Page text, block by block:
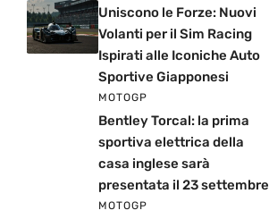
Uniscono le Forze: Nuovi
Volanti per il Sim Racing
Ispirati alle Iconiche Auto
Sportive Giapponesi
MOTOGP
Bentley Torcal: la prima
sportiva elettrica della
casa inglese sarà
presentata il 23 settembre
MOTOGP